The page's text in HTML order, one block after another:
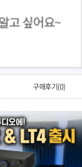
구매후기(0)